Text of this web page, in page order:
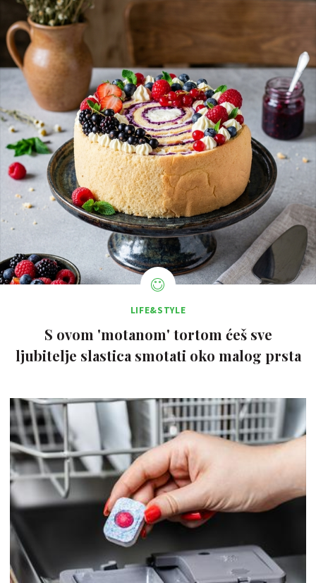
LIFE&STYLE
S ovom 'motanom' tortom ćeš sve
ljubitelje slastica smotati oko malog prsta